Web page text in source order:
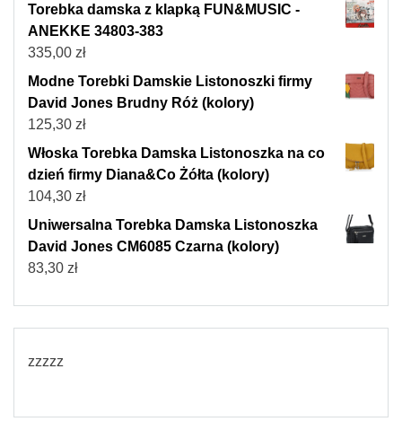
Torebka damska z klapką FUN&MUSIC -
ANEKKE 34803-383
335,00 zł
Modne Torebki Damskie Listonoszki firmy
David Jones Brudny Róż (kolory)
125,30 zł
Włoska Torebka Damska Listonoszka na co
dzień firmy Diana&Co Żółta (kolory)
104,30 zł
Uniwersalna Torebka Damska Listonoszka
David Jones CM6085 Czarna (kolory)
83,30 zł
zzzzz